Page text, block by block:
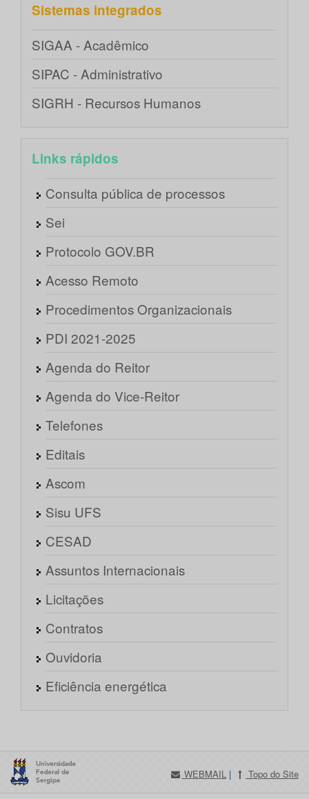
Sistemas integrados
SIGAA - Acadêmico
SIPAC - Administrativo
SIGRH - Recursos Humanos
Links rápidos
Consulta pública de processos
Sei
Protocolo GOV.BR
Acesso Remoto
Procedimentos Organizacionais
PDI 2021-2025
Agenda do Reitor
Agenda do Vice-Reitor
Telefones
Editais
Ascom
Sisu UFS
CESAD
Assuntos Internacionais
Licitações
Contratos
Ouvidoria
Eficiência energética
WEBMAIL | Topo do Site